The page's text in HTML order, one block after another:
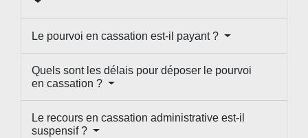
Le pourvoi en cassation est-il payant ?
Quels sont les délais pour déposer le pourvoi
en cassation ?
Le recours en cassation administrative est-il
suspensif ?